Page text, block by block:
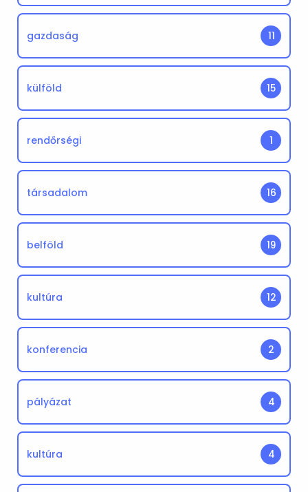
gazdaság 11
külföld 15
rendőrségi 1
társadalom 16
belföld 19
kultúra 12
konferencia 2
pályázat 4
kultúra 4